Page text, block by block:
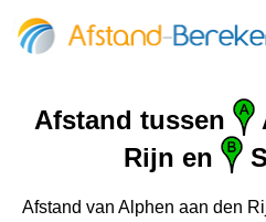
Afstand tussen
Rijn en
Afstand van Alphen aan den